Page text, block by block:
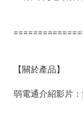
【關於產品】
弱電通介紹影片